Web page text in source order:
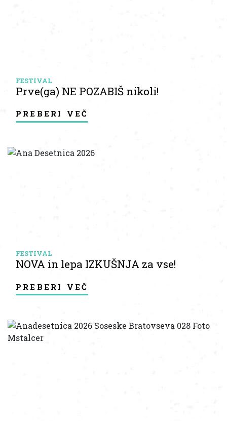
FESTIVAL
Prve(ga) NE POZABIŠ nikoli!
preberi več
FESTIVAL
NOVA in lepa IZKUŠNJA za vse!
preberi več